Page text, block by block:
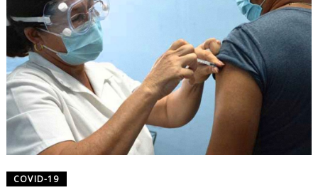
COVID-19